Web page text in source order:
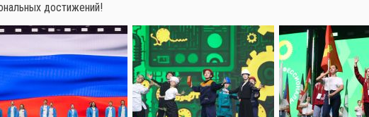
достижений!